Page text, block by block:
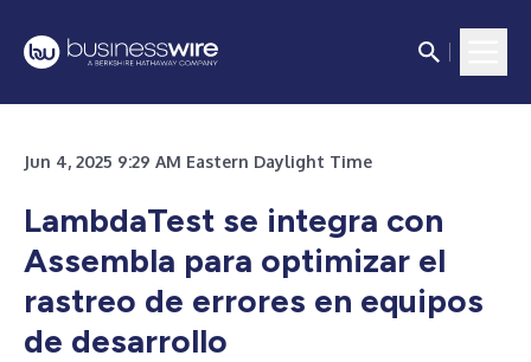
Jun 4, 2025 9:29 AM Eastern Daylight Time
LambdaTest se integra con
Assembla para optimizar el
rastreo de errores en equipos
de desarrollo